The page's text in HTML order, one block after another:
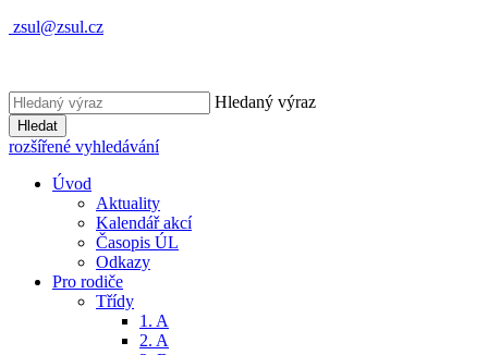
zsul@zsul.cz
Hledaný výraz
Hledat
rozšířené vyhledávání
Úvod
Aktuality
Kalendář akcí
Časopis ÚL
Odkazy
Pro rodiče
Třídy
1. A
2. A